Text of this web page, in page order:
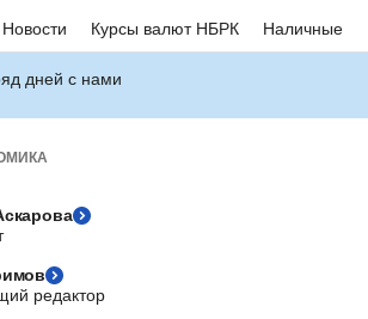
Новости Курсы валют НБРК Наличные
дней с нами
редактор